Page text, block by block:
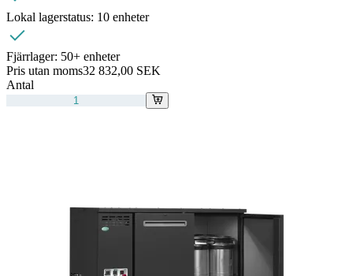
Lokal lagerstatus: 10 enheter
Fjärrlager: 50+ enheter
Pris utan moms32 832,00 SEK
Antal